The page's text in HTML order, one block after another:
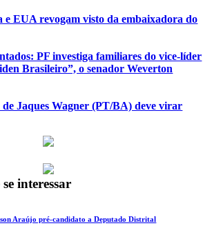
e EUA revogam visto da embaixadora do
PF investiga familiares do vice-líder
Brasileiro”, o senador Weverton
de Jaques Wagner (PT/BA) deve virar
interessar
Araújo pré-candidato a Deputado Distrital